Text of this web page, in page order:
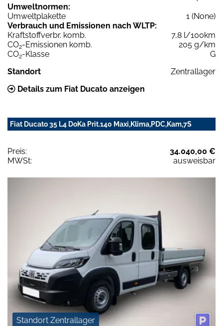
Umweltnormen:
Umweltplakette
1 (None)
Verbrauch und Emissionen nach WLTP:
Kraftstoffverbr. komb.
7,8 l/100km
CO2-Emissionen komb.
205 g/km
CO2-Klasse
G
Standort
Zentrallager
Details zum Fiat Ducato anzeigen
Fiat Ducato 35 L4 DoKa Prit.140 Maxi,Klima,PDC,Kam,7S
Preis:
34.040,00 €
MWSt:
ausweisbar
Standort Zentrallager